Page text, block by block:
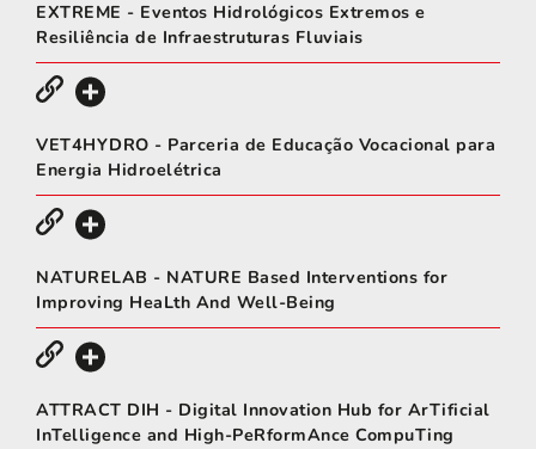
EXTREME - Eventos Hidrológicos Extremos e
Resiliência de Infraestruturas Fluviais
VET4HYDRO - Parceria de Educação Vocacional para
Energia Hidroelétrica
NATURELAB - NATURE Based Interventions for
Improving HeaLth And Well-Being
ATTRACT DIH - Digital Innovation Hub for ArTificial
InTelligence and High-PeRformAnce CompuTing